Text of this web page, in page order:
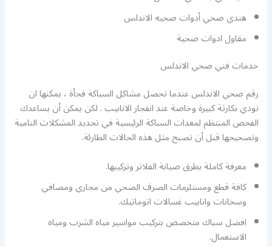
هندي صحي أدوات صحيه الاندلس
مقاول ادوات صحية
خدمات فني صحي الاندلس
رقم صحي الاندلس عندما تحصل مشاكل السباكة فجأة ، يمكنها ان
تودي بكارثة كبيرة وخاصة عند انفجار الانابيب . لكن يمكن أن يساعدك
الفحص المنتظم لمعدات السباكة الرئيسية في تحديد المشكلات النامية
وتصحيحها قبل أن تصبح مثل هذه الحالات الطارئة.
معرفة كاملة بطرق صيانة الفلاتر وتركيبها.
كافة قطع ومستلزمات الصرف الصحي من مجاري ومصافي
وسخانات وانابيب غسالات اتوماتيك.
افضل سباك متخصص بتركيب مواسير مياه الشرب ومياه
الاستعمال.